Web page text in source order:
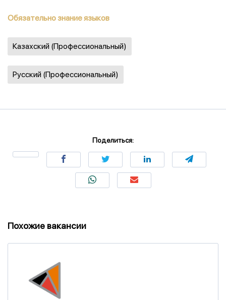
Обязательно знание языков
Казахский (Профессиональный)
Русский (Профессиональный)
Поделиться:
Похожие вакансии